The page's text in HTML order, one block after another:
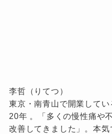
李哲（りてつ）
東京・南青山で開業して
20年 。「多くの慢性痛や
改善してきました」。本